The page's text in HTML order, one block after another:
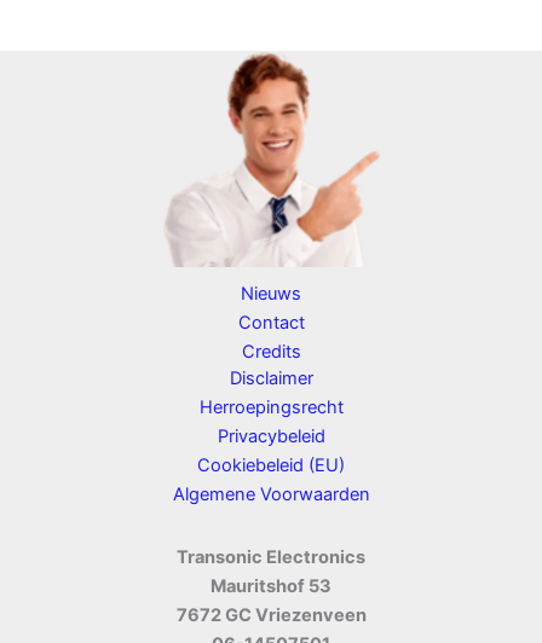
Nieuws
Contact
Credits
Disclaimer
Herroepingsrecht
Privacybeleid
Cookiebeleid (EU)
Algemene Voorwaarden
Transonic Electronics
Mauritshof 53
7672 GC Vriezenveen